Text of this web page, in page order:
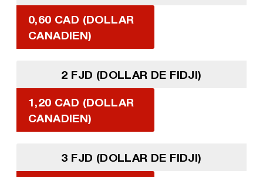
0,60 CAD (DOLLAR
CANADIEN)
2 FJD (DOLLAR DE FIDJI)
1,20 CAD (DOLLAR
CANADIEN)
3 FJD (DOLLAR DE FIDJI)